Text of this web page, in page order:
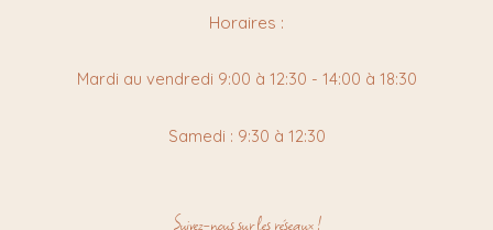
Horaires :
Mardi au vendredi 9:00 à 12:30 - 14:00 à 18:30
Samedi : 9:30 à 12:30